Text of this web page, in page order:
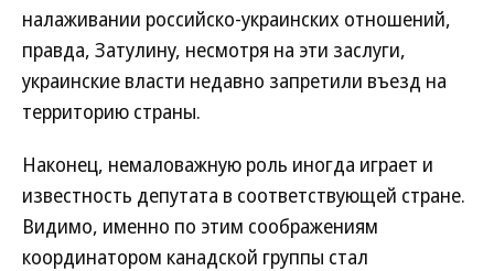
налаживании российско-украинских отношений,
правда, Затулину, несмотря на эти заслуги,
украинские власти недавно запретили въезд на
территорию страны.
Наконец, немаловажную роль иногда играет и
известность депутата в соответствующей стране.
Видимо, именно по этим соображениям
координатором канадской группы стал